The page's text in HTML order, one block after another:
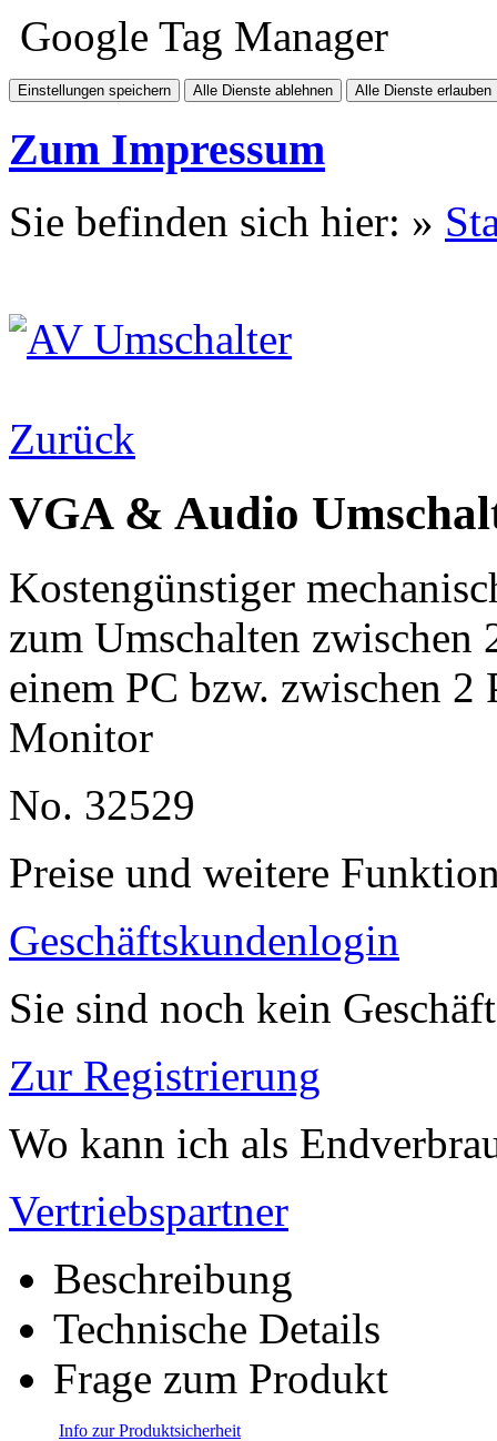
Google Tag Manager
Einstellungen speichern Alle Dienste ablehnen Alle Dienste erlauben
Zum Impressum
Sie befinden sich hier: »
Zurück
VGA & Audio
Kostengünstiger
zum Umschalten
einem PC bzw. zwischen
Monitor
No. 32529
Preise und weitere
Geschäftskundenlogin
Sie sind noch kein
Zur Registrierung
Wo kann ich als
Vertriebspartner
Beschreibung
Technische Details
Frage zum Produkt
Info zur Produktsicherheit